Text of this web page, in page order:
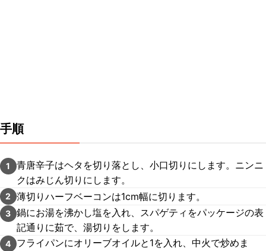
手順
1
青唐辛子はヘタを切り落とし、小口切りにします。ニンニ
クはみじん切りにします。
2 薄切りハーフベーコンは1cm幅に切ります。
3 鍋にお湯を沸かし塩を入れ、スパゲティをパッケージの表
記通りに茹で、湯切りをします。
4
フライパンにオリーブオイルと1を入れ、中火で炒めま